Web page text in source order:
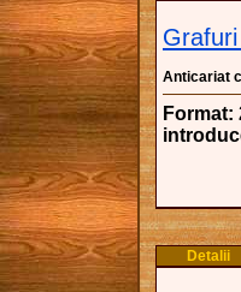
Anticariat
Format:
Detalii